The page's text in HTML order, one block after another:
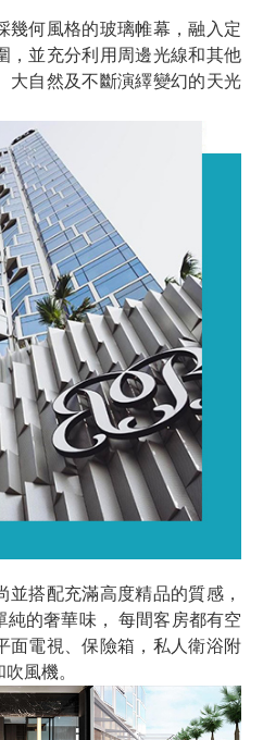
幾何風格的玻璃帷幕，融入定
，並充分利用周邊光線和其他
大自然及不斷演繹變幻的天光
搭配充滿高度精品的質感，
的奢華味， 每間客房都有空
面電視、保險箱，私人衛浴附
風機。